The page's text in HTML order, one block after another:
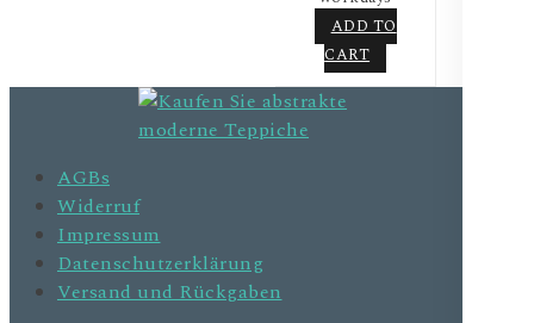
ADD TO
CART
AGBs
Widerruf
Impressum
Datenschutzerklärung
Versand und Rückgaben